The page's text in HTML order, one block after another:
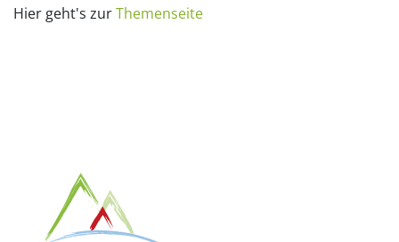
Hier geht's zurThemenseite